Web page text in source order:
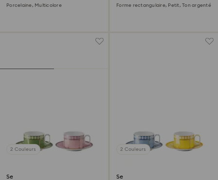
Porcelaine, Multicolore Forme rectangulaire, Petit, Ton argenté
2 Couleurs
Set de tasses Signum
2 Couleurs
Set de tasses Signum